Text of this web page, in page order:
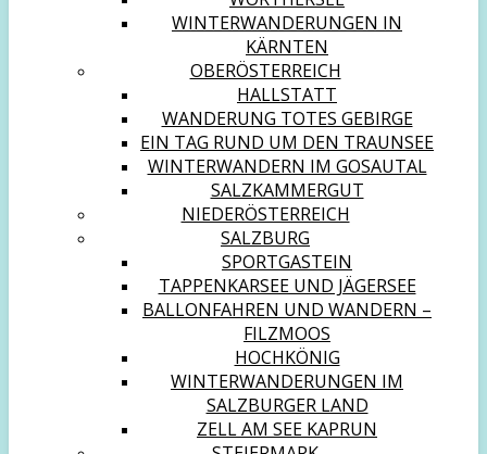
WINTERWANDERUNGEN IN
KÄRNTEN
OBERÖSTERREICH
HALLSTATT
WANDERUNG TOTES GEBIRGE
EIN TAG RUND UM DEN TRAUNSEE
WINTERWANDERN IM GOSAUTAL
SALZKAMMERGUT
NIEDERÖSTERREICH
SALZBURG
SPORTGASTEIN
TAPPENKARSEE UND JÄGERSEE
BALLONFAHREN UND WANDERN –
FILZMOOS
HOCHKÖNIG
WINTERWANDERUNGEN IM
SALZBURGER LAND
ZELL AM SEE KAPRUN